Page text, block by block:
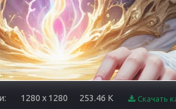
1280 x 1280 253.46 K Скачать